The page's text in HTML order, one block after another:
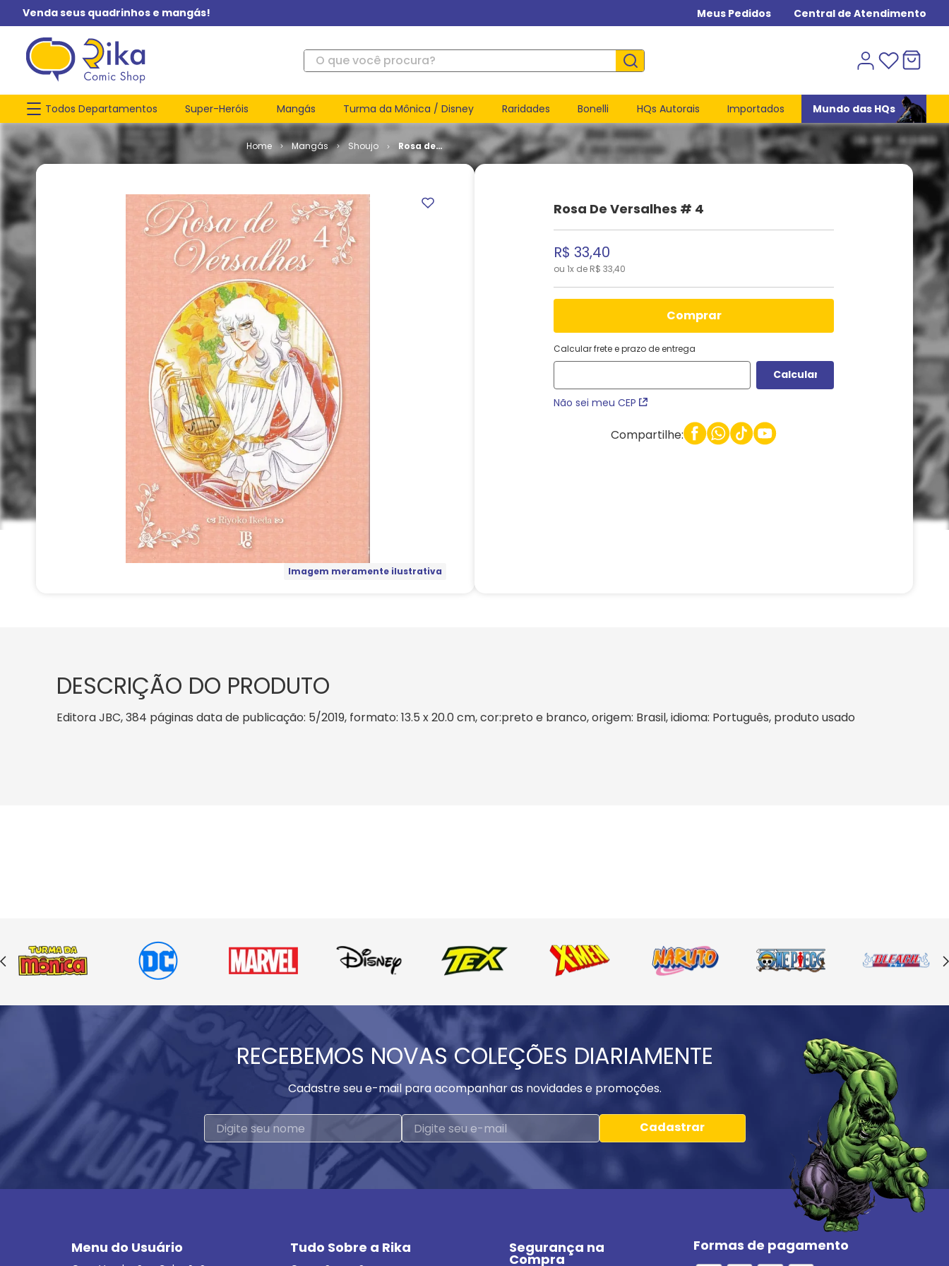
Venda seus quadrinhos e mangás! Meus Pedidos Central de Atendimento
O que você procura?
Todos Departamentos Super-Heróis Mangás Turma da Mônica / Disney Raridades Bonelli HQs Autorais Importados Mundo das HQs
Mangás Shoujo
Rosa de
Versalhes
Imagem meramente ilustrativa
Rosa De Versalhes # 4
R$ 33,40
ou 1x de R$ 33,40
comprar
Calcular frete e prazo de entrega
Não sei meu CEP
Compartilhe:
DESCRIÇÃO DO PRODUTO
Editora JBC, 384 páginas data de publicação: 5/2019, formato: 13.5 x 20.0 cm, cor:preto e branco, origem: Brasil, idioma: Português, produto usado
RECEBEMOS NOVAS COLEÇÕES DIARIAMENTE
Cadastre seu e-mail para acompanhar as novidades e promoções.
Cadastrar
Menu do Usuário Tudo Sobre a Rika Segurança na
Compra
Formas de pagamento